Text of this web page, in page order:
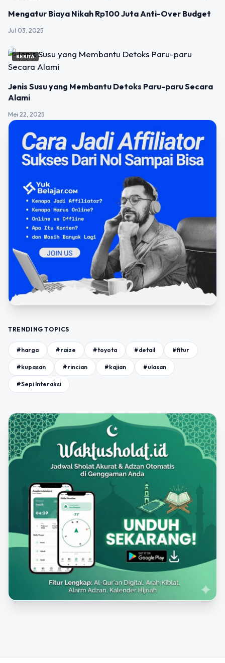
Mengatur Biaya Nikah Rp100 Juta Anti-Over Budget
Jul 03, 2025
BERITA
Jenis Susu yang Membantu Detoks Paru-paru Secara
Alami
Mei 22, 2025
TRENDING TOPICS
#harga #raize #toyota #detail #fitur
#kupasan #rincian #kajian #ulasan
#Sepi Interaksi